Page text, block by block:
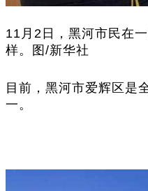
11月2日，黑河市民在
样。图/新华社
目前，黑河市爱辉区是
一。